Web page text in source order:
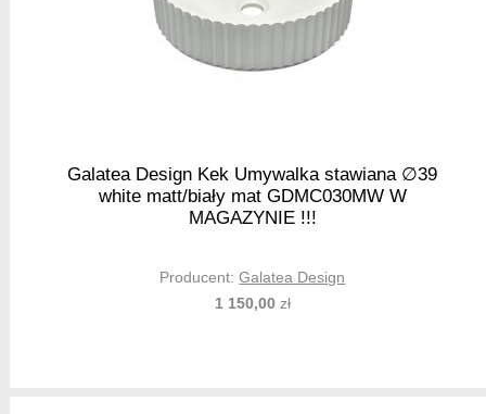
Galatea Design Kek Umywalka stawiana ∅39
white matt/biały mat GDMC030MW W
MAGAZYNIE !!!
Producent:Galatea Design
1 150,00zł